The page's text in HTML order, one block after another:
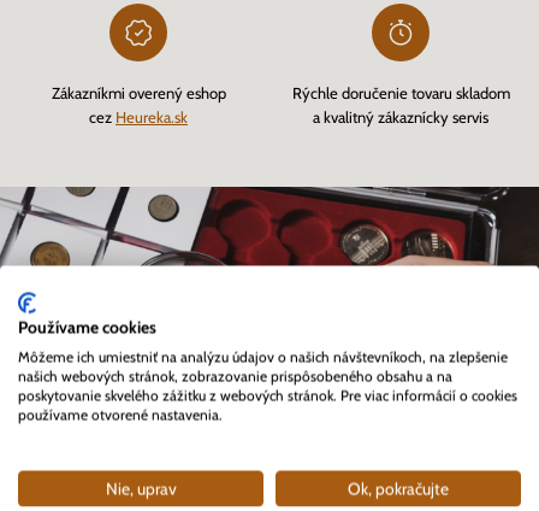
Zákazníkmi overený eshop
cez Heureka.sk
Rýchle doručenie tovaru skladom
a kvalitný zákaznícky servis
Používame cookies
Môžeme ich umiestniť na analýzu údajov o našich návštevníkoch, na zlepšenie
našich webových stránok, zobrazovanie prispôsobeného obsahu a na
poskytovanie skvelého zážitku z webových stránok. Pre viac informácií o cookies
používame otvorené nastavenia.
Nie, uprav Ok, pokračujte